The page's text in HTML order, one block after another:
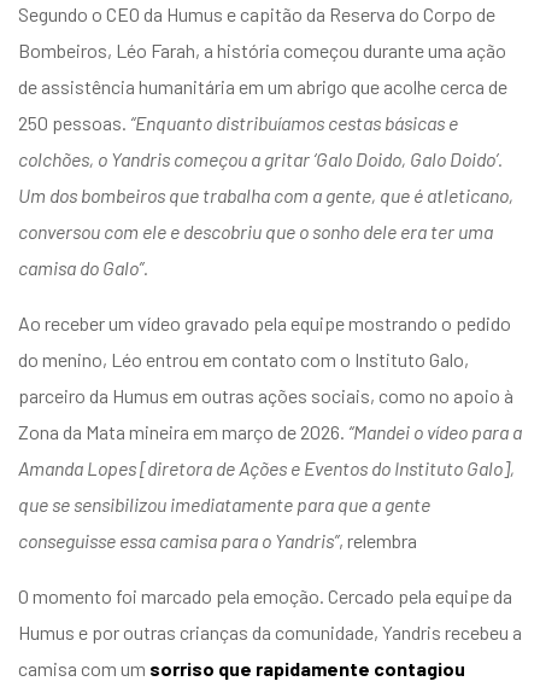
Segundo o CEO da Humus e capitão da Reserva do Corpo de
Bombeiros, Léo Farah, a história começou durante uma ação
de assistência humanitária em um abrigo que acolhe cerca de
250 pessoas. “Enquanto distribuíamos cestas básicas e
colchões, o Yandris começou a gritar ‘Galo Doido, Galo Doido’.
Um dos bombeiros que trabalha com a gente, que é atleticano,
conversou com ele e descobriu que o sonho dele era ter uma
camisa do Galo”.
Ao receber um vídeo gravado pela equipe mostrando o pedido
do menino, Léo entrou em contato com o Instituto Galo,
parceiro da Humus em outras ações sociais, como no apoio à
Zona da Mata mineira em março de 2026. “Mandei o vídeo para a
Amanda Lopes [diretora de Ações e Eventos do Instituto Galo],
que se sensibilizou imediatamente para que a gente
conseguisse essa camisa para o Yandris”, relembra
O momento foi marcado pela emoção. Cercado pela equipe da
Humus e por outras crianças da comunidade, Yandris recebeu a
camisa com um sorriso que rapidamente contagiou